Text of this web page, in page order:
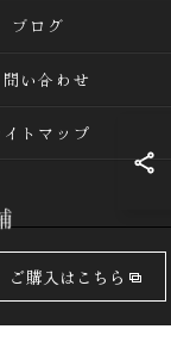
ご購入はこちら
ブログ
問い合わせ
トマップ
本舗 ALL RIGHTS